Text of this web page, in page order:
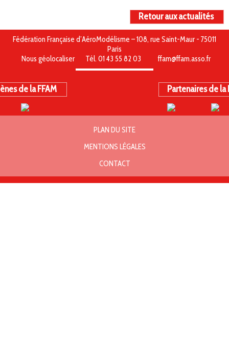
Retour aux actualités
Fédération Française d’AéroModélisme – 108, rue Saint-Maur - 75011
Paris
Nous géolocaliser
Tél. 01 43 55 82 03 ffam@ffam.asso.fr
de la FFAM Partenaires de la
PLAN DU SITE
MENTIONS LÉGALES
CONTACT